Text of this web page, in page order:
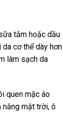
tắm hoặc dầu
cơ thể dày hơn
làm sạch da
quen mặc áo
nắng mặt trời, ô